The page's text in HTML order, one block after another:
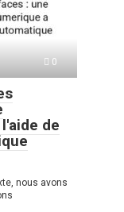
0
de
nous avons